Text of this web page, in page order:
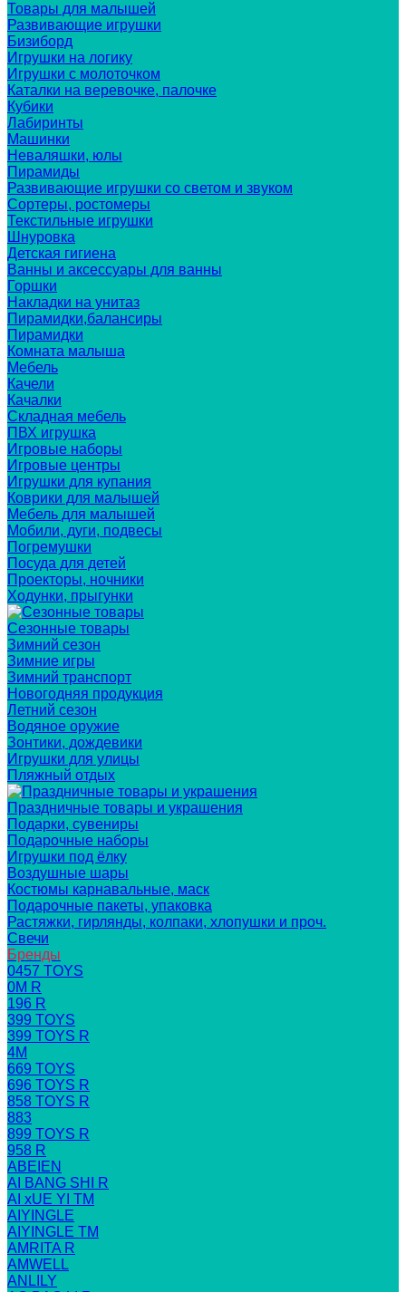
Товары для малышей
Развивающие игрушки
Бизиборд
Игрушки на логику
Игрушки с молоточком
Каталки на веревочке, палочке
Кубики
Лабиринты
Машинки
Неваляшки, юлы
Пирамиды
Развивающие игрушки со светом и звуком
Сортеры, ростомеры
Текстильные игрушки
Шнуровка
Детская гигиена
Ванны и аксессуары для ванны
Горшки
Накладки на унитаз
Пирамидки,балансиры
Пирамидки
Комната малыша
Мебель
Качели
Качалки
Складная мебель
ПВХ игрушка
Игровые наборы
Игровые центры
Игрушки для купания
Коврики для малышей
Мебель для малышей
Мобили, дуги, подвесы
Погремушки
Посуда для детей
Проекторы, ночники
Ходунки, прыгунки
Сезонные товары
Зимний сезон
Зимние игры
Зимний транспорт
Новогодняя продукция
Летний сезон
Водяное оружие
Зонтики, дождевики
Игрушки для улицы
Пляжный отдых
Праздничные товары и украшения
Подарки, сувениры
Подарочные наборы
Игрушки под ёлку
Воздушные шары
Костюмы карнавальные, маск
Подарочные пакеты, упаковка
Растяжки, гирлянды, колпаки, хлопушки и проч.
Свечи
Бренды
0457 TOYS
0M R
196 R
399 TOYS
399 TOYS R
4M
669 TOYS
696 TOYS R
858 TOYS R
883
899 TOYS R
958 R
ABEIEN
AI BANG SHI R
AI xUE YI TM
AIYINGLE
AIYINGLE TM
AMRITA R
AMWELL
ANLILY